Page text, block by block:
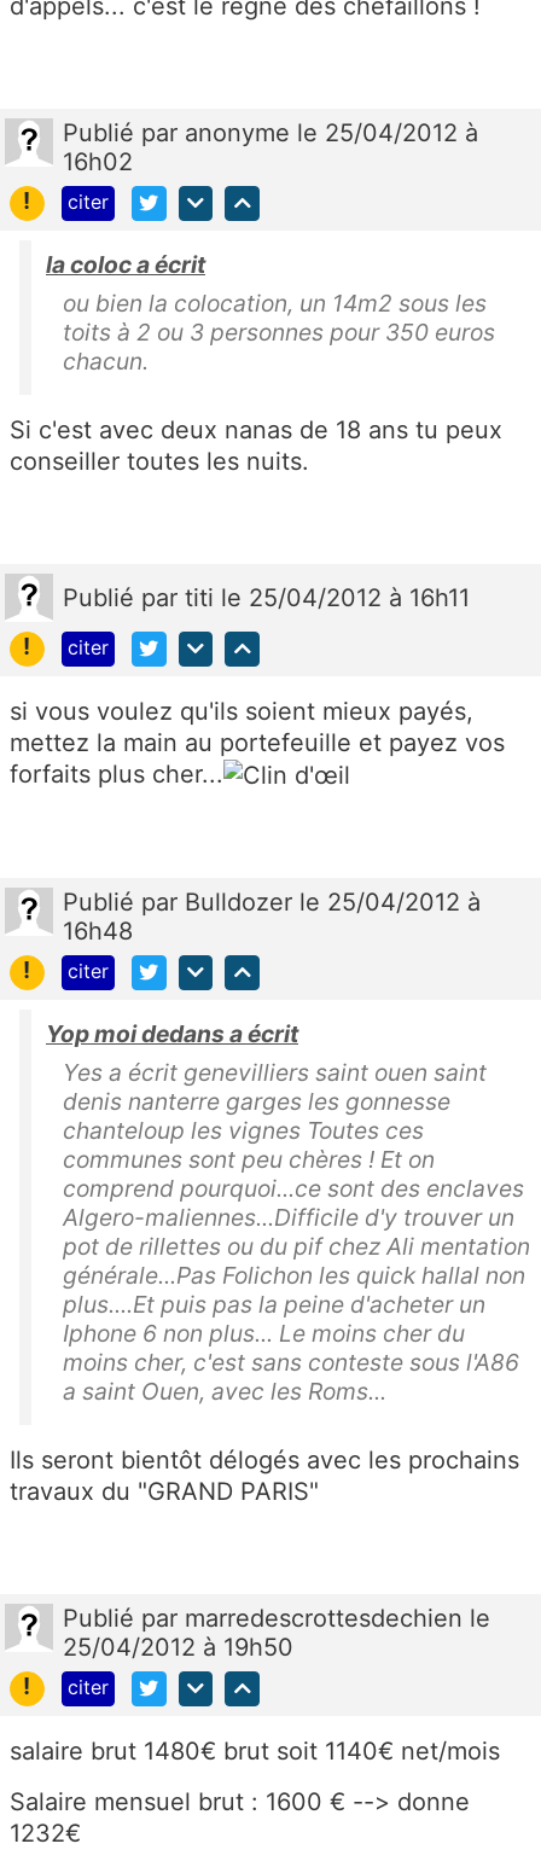
d'appels... c'est le règne des chefaillons !
Publié par anonyme le 25/04/2012 à
16h02
!
citer
la coloc a écrit
ou bien la colocation, un 14m2 sous les
toits à 2 ou 3 personnes pour 350 euros
chacun.
Si c'est avec deux nanas de 18 ans tu peux
conseiller toutes les nuits.
Publié par titi le 25/04/2012 à 16h11
!
citer
si vous voulez qu'ils soient mieux payés,
mettez la main au portefeuille et payez vos
forfaits plus cher...
Publié par Bulldozer le 25/04/2012 à
16h48
!
citer
Yop moi dedans a écrit
Yes a écrit genevilliers saint ouen saint
denis nanterre garges les gonnesse
chanteloup les vignes Toutes ces
communes sont peu chères ! Et on
comprend pourquoi...ce sont des enclaves
Algero-maliennes...Difficile d'y trouver un
pot de rillettes ou du pif chez Ali mentation
générale...Pas Folichon les quick hallal non
plus....Et puis pas la peine d'acheter un
Iphone 6 non plus... Le moins cher du
moins cher, c'est sans conteste sous l'A86
a saint Ouen, avec les Roms...
Ils seront bientôt délogés avec les prochains
travaux du "GRAND PARIS"
Publié par marredescrottesdechien le
25/04/2012 à 19h50
!
citer
salaire brut 1480€ brut soit 1140€ net/mois
Salaire mensuel brut : 1600 € --> donne
1232€